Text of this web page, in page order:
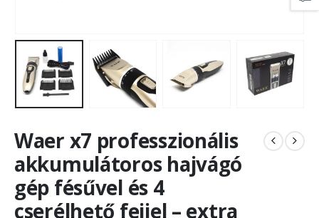
Waer x7 professzionális
akkumulátoros hajvágó
gép fésűvel és 4
cserélhető fejjel – extra